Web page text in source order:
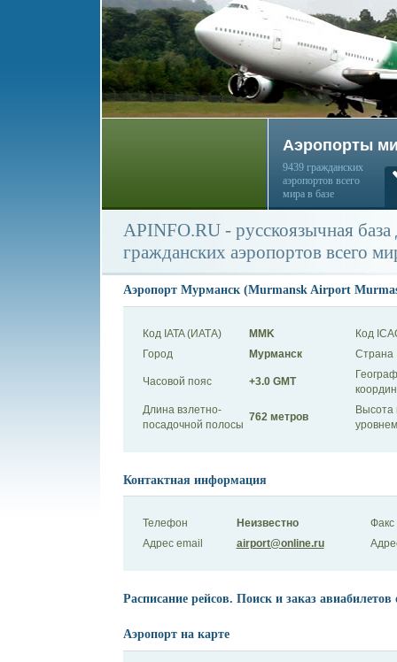
Аэропорты
9439 гражданских
аэропортов всего
мира в базе
APINFO.RU - русскоязычная
гражданских аэропортов всего
Аэропорт Мурманск (Murmansk Airport
Код IATA (ИАТА) MMK
Код
Город
Мурманск Страна
Часовой пояс +3.0 GMT
Длина взлетно-
посадочной полосы
762 метров
Высота
Контактная информация
Телефон Неизвестно
Факс
Адрес email
airport@online.ru
Расписание рейсов. Поиск и заказ авиабилетов
Аэропорт на карте